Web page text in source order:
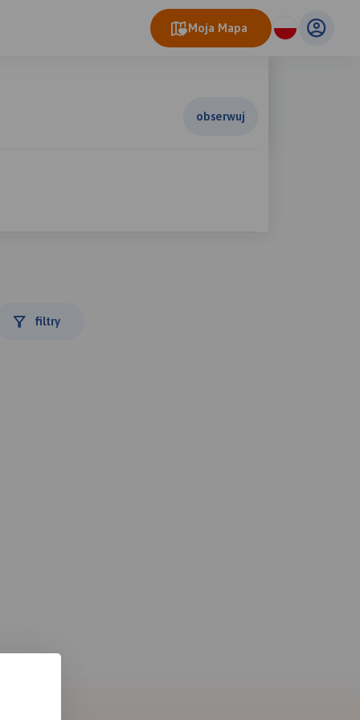
Moja Mapa
obserwuj
filtry